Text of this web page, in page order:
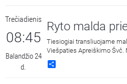
Trečiadienis
08:45
Balandžio 24
d.
Ryto malda
Tiesiogiai transliuojame
Viešpaties Apreiškimo Švč.
Marijos radijuje Kaune.